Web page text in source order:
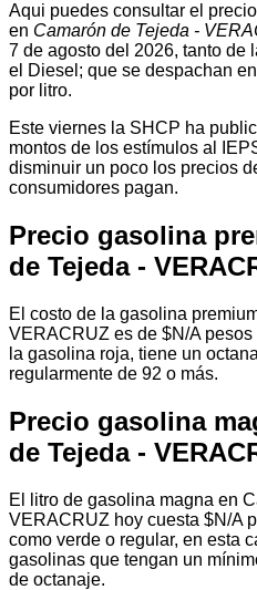
Aqui puedes consultar el
en Camarón de Tejeda -
7 de agosto del 2026, tanto de
el Diesel; que se despachan
por litro.
Este viernes la SHCP ha
montos de los estímulos al
disminuir un poco los precios
consumidores pagan.
Precio gasolina
de Tejeda -
El costo de la gasolina
VERACRUZ es de $N/A
la gasolina roja, tiene un
regularmente de 92 o más.
Precio gasolina
de Tejeda -
El litro de gasolina magna en
VERACRUZ hoy cuesta $N/A
como verde o regular, en esta
gasolinas que tengan un
de octanaje.